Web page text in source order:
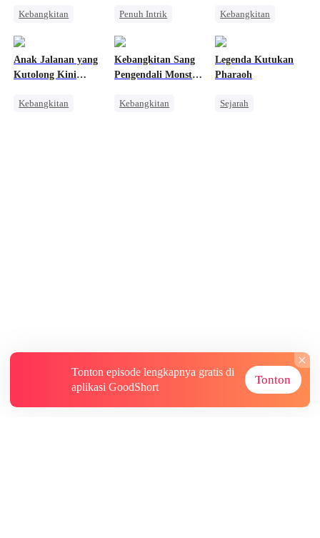
Kebangkitan
Pahlawan Kembali
Penuh Intrik
Perselingkuhan
Kebangkitan
Anak Jalanan yang
Kutolong Kini
Penyelamatku
Kebangkitan
Kebangkitan Sang
Pengendali Monster
Kebangkitan
Legenda Kutukan
Pharaoh
Sejarah
Tonton episode lengkapnya gratis di
aplikasi GoodShort
Tonton